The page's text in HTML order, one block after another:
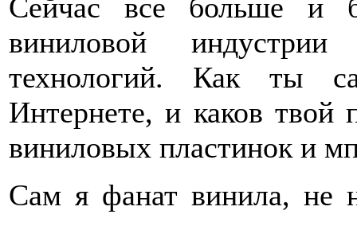
Сейчас все больше и
виниловой
технологий. Как ты
Интернете, и каков твой
виниловых пластинок и
Cам я фанат винила, не